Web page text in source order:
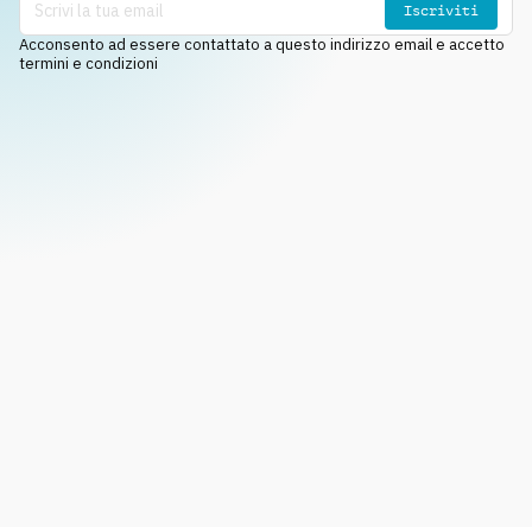
Iscriviti
Acconsento ad essere contattato a questo indirizzo email e accetto
termini e condizioni